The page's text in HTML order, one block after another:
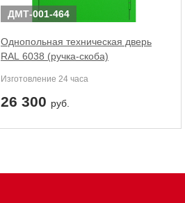
ДМТ-001-464
Однопольная техническая дверь
RAL 6038 (ручка-скоба)
Изготовление 24 часа
26 300 руб.